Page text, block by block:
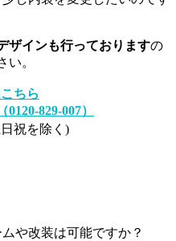
ザインも行っておりますの
い。
ちら
829-007）
祝を除く)
や改装は可能ですか？